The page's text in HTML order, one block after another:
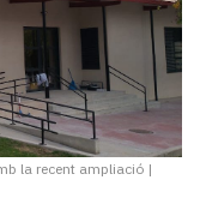
la recent ampliació |